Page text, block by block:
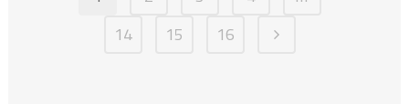
14
15 16